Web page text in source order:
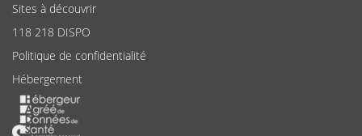
Sites à découvrir
118 218 DISPO
Politique de confidentialité
Hébergement